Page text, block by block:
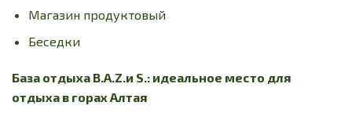
Магазин продуктовый
Беседки
База отдыха B.A.Z.и S.: идеальное место для
отдыха в горах Алтая